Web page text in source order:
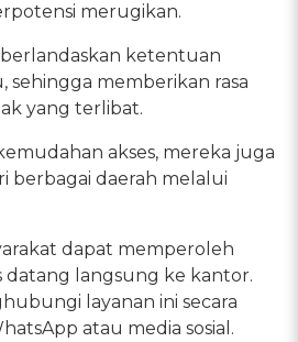
merugikan.
ketentuan
memberikan rasa
yang terlibat.
akses, mereka juga
berbagai daerah melalui
dapat memperoleh
langsung ke kantor.
layanan ini secara
atau media sosial.